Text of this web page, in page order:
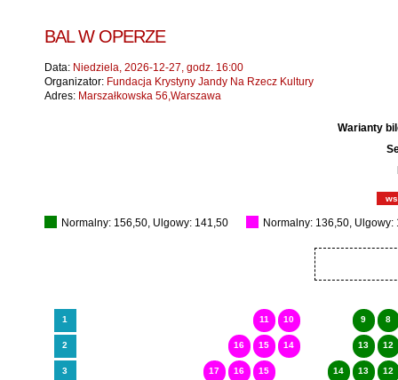
BAL W OPERZE
Data: Niedziela, 2026-12-27, godz. 16:00
Organizator: Fundacja Krystyny Jandy Na Rzecz Kultury
Adres: Marszałkowska 56,Warszawa
Warianty
Normalny: 156,50, Ulgowy: 141,50 Normalny: 136,50, Ulgowy:
1 11 10 9 8
2 16 15 14 13 12
3 17 16 15 14 13 12